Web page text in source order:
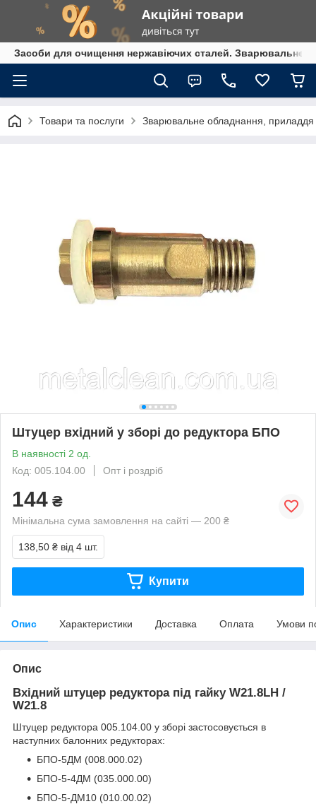
Засоби для очищення нержавіючих сталей. Зварювальне
Товари та послуги Зварювальне обладнання, приладдя
Штуцер вхідний у зборі до редуктора БПО
В наявності 2 од.
Код: 005.104.00
Опт і роздріб
144 ₴
Мінімальна сума замовлення на сайті — 200 ₴
138,50 ₴ від 4 шт.
Купити
Опис Характеристики Доставка Оплата Умови
Опис
Вхідний штуцер редуктора під гайку W21.8LH /
W21.8
Штуцер редуктора 005.104.00 у зборі застосовується в
наступних балонних редукторах:
БПО-5ДМ (008.000.02)
БПО-5-4ДМ (035.000.00)
БПО-5-ДМ10 (010.00.02)